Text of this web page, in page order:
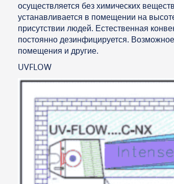
осуществляется без химических
устанавливается в помещении на
присутствии людей. Естественная
постоянно дезинфицируется.
помещения и другие.
UVFLOW